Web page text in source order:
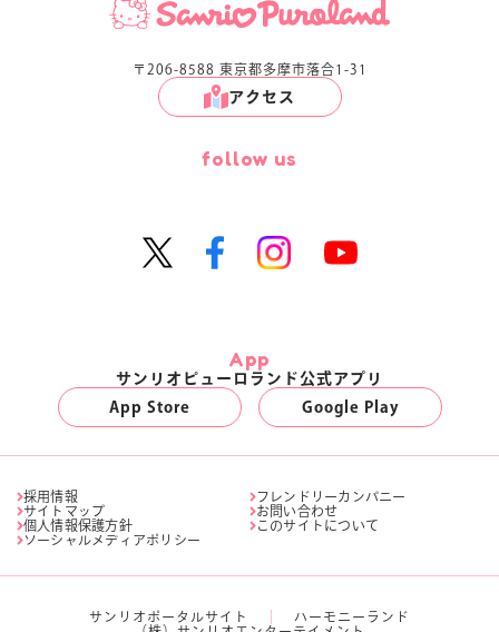
〒206-8588 東京都多摩市落合1-31
アクセス
follow us
App
サンリオピューロランド公式アプリ
App Store
Google Play
採用情報
フレンドリーカンパニー
サイトマップ
お問い合わせ
個人情報保護方針
このサイトについて
ソーシャルメディアポリシー
サンリオポータルサイト
ハーモニーランド